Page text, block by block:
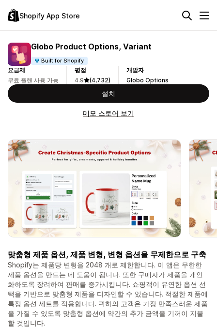
Shopify App Store
Globo Product Options, Variant
Built for Shopify
요금제
무료 플랜 사용 가능
평점
4.9
(4,732)
개발자
Globo Options
설치
데모 스토어 보기
맞춤형 제품 옵션, 제품 변형, 변형 옵션을 무제한으로 구축
Shopify는 제품당 변형을 2048 개로 제한합니다. 이 앱은 무한한
제품 옵션을 만드는 데 도움이 됩니다. 또한 구매자가 제품을 개인
화하도록 장려하여 판매를 증가시킵니다. 쇼핑객이 유연한 옵션 선
택을 기반으로 맞춤형 제품을 디자인할 수 있습니다. 적절한 제품에
특정 옵션 세트를 적용합니다. 귀하의 고객은 가장 만족스러운 제품
을 가질 수 있도록 맞춤형 옵션에 약간의 추가 금액을 기꺼이 지불
할 것입니다.